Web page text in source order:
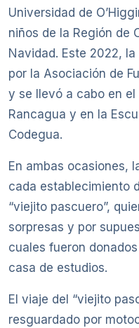
Universidad de
niños de la Región de
Navidad. Este 2022,
por la Asociación de
y se llevó a cabo en
Rancagua y en la
Codegua.
En ambas ocasiones,
cada establecimiento
“viejito pascuero”,
sorpresas y por
cuales fueron
casa de estudios.
El viaje del “viejito
resguardado por